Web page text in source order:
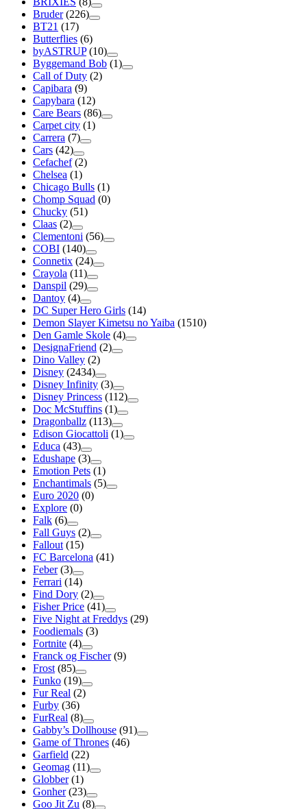
Bruder (226)
BT21 (17)
Butterflies (6)
byASTRUP (10)
Byggemand Bob (1)
Call of Duty (2)
Capibara (9)
Capybara (12)
Care Bears (86)
Carpet city (1)
Carrera (7)
Cars (42)
Cefachef (2)
Chelsea (1)
Chicago Bulls (1)
Chomp Squad (0)
Chucky (51)
Claas (2)
Clementoni (56)
COBI (140)
Connetix (24)
Crayola (11)
Danspil (29)
Dantoy (4)
DC Super Hero Girls (14)
Demon Slayer Kimetsu no Yaiba (1510)
Den Gamle Skole (4)
DesignaFriend (2)
Dino Valley (2)
Disney (2434)
Disney Infinity (3)
Disney Princess (112)
Doc McStuffins (1)
Dragonballz (113)
Edison Giocattoli (1)
Educa (43)
Edushape (3)
Emotion Pets (1)
Enchantimals (5)
Euro 2020 (0)
Explore (0)
Falk (6)
Fall Guys (2)
Fallout (15)
FC Barcelona (41)
Feber (3)
Ferrari (14)
Find Dory (2)
Fisher Price (41)
Five Night at Freddys (29)
Foodiemals (3)
Fortnite (4)
Franck og Fischer (9)
Frost (85)
Funko (19)
Fur Real (2)
Furby (36)
FurReal (8)
Gabby’s Dollhouse (91)
Game of Thrones (46)
Garfield (22)
Geomag (11)
Globber (1)
Gonher (23)
Goo Jit Zu (8)